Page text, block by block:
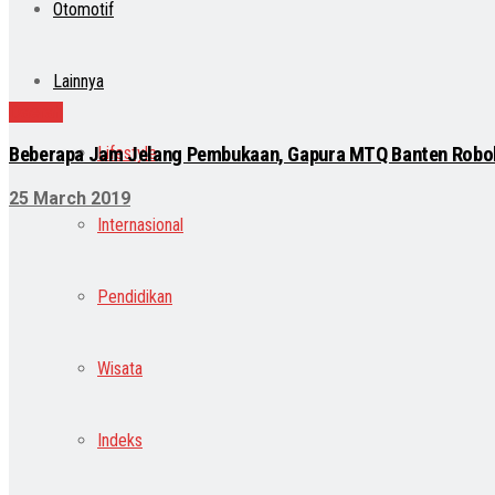
Otomotif
Lainnya
Lifestyle
Internasional
Pendidikan
Wisata
Indeks
Beberapa Jam Jelang Pembukaan, Gapura MTQ Banten
25 March 2019